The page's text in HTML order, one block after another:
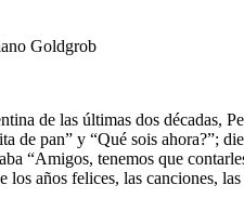
Goldgrob
de las últimas dos décadas,
de pan” y “Qué sois ahora?”;
“Amigos, tenemos que
los años felices, las canciones,